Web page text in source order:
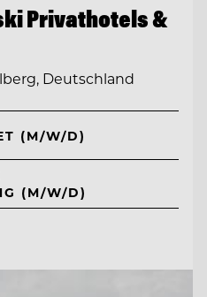
Privathotels &
Deutschland
(M/W/D)
(M/W/D)